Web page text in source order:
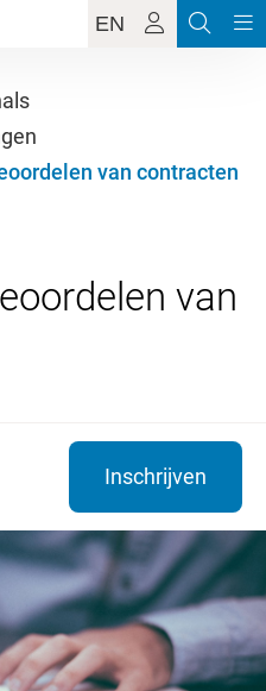
EN
van contracten
van
Inschrijven